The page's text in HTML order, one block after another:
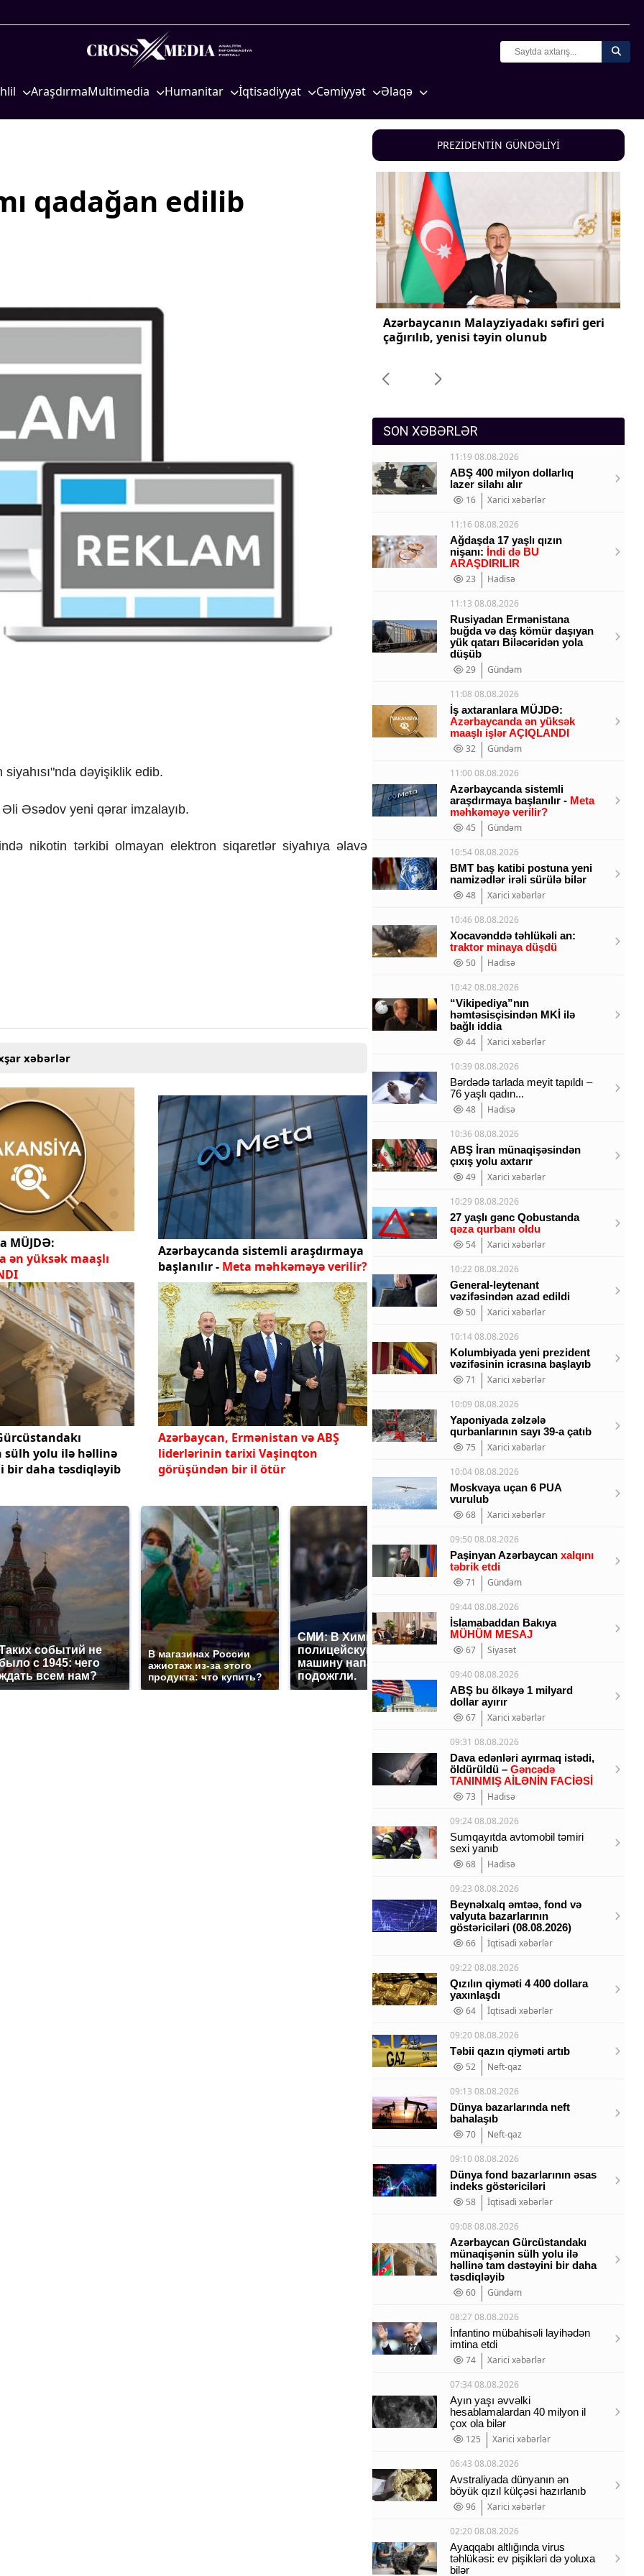
AraşdırmaMultimedia
Podcast
Humanitar
Mədəniyyətimizin Zəfəri
İqtisadiyyat Cəmiyyət
Məhkəmə və hüquq
Gənclər və İdman
Media və QHT
Əlaqə
qadağan edilib
dəyişiklik edib.
Əsədov yeni qərar imzalayıb.
nikotin tərkibi olmayan elektron siqaretlər siyahıya əlavə
xəbərlər
MÜJDƏ:
ən yüksək maaşlı
Azərbaycanda sistemli araşdırmaya
başlanılır - Meta məhkəməyə verilir?
sülh yolu ilə həllinə
bir daha təsdiqləyib
Azərbaycan, Ermənistan və ABŞ
liderlərinin tarixi Vaşinqton
görüşündən bir il ötür
событий не
с 1945: чего
всем нам?
В магазинах России
ажиотаж из-за этого
продукта: что купить?
СМИ: В Химках на
полицейскую
машину напали и
подожгли.
Где будет встреча
президентов США и
России: Европа?
PREZİDENTİN GÜNDƏLİYİ
İnvestisiya
Azərbaycanın Malayziyadakı səfiri geri
Azərbaycanın Pakistandakı səfiri geri
çağırılıb, yenisi təyin olunub
SON XƏBƏRLƏR
11:19 08.08.2026
ABŞ 400 milyon dollarlıq
lazer silahı alır
16
Xarici xəbərlər
11:16 08.08.2026
Ağdaşda 17 yaşlı qızın
nişanı: İndi də BU
ARAŞDIRILIR
23
Hadisə
11:13 08.08.2026
Rusiyadan Ermənistana
buğda və daş kömür daşıyan
yük qatarı Biləcəridən yola
düşüb
29
Gündəm
11:08 08.08.2026
İş axtaranlara MÜJDƏ:
Azərbaycanda ən yüksək
maaşlı işlər AÇIQLANDI
32
Gündəm
11:00 08.08.2026
Azərbaycanda sistemli
araşdırmaya başlanılır - Meta
məhkəməyə verilir?
45
Gündəm
10:54 08.08.2026
BMT baş katibi postuna yeni
namizədlər irəli sürülə bilər
48
Xarici xəbərlər
10:46 08.08.2026
Xocavənddə təhlükəli an:
traktor minaya düşdü
50
Hadisə
10:42 08.08.2026
“Vikipediya”nın
həmtəsisçisindən MKİ ilə
bağlı iddia
44
Xarici xəbərlər
10:39 08.08.2026
Bərdədə tarlada meyit tapıldı –
76 yaşlı qadın...
48
Hadisə
10:36 08.08.2026
ABŞ İran münaqişəsindən
çıxış yolu axtarır
49
Xarici xəbərlər
10:29 08.08.2026
27 yaşlı gənc Qobustanda
qəza qurbanı oldu
54
Xarici xəbərlər
10:22 08.08.2026
General-leytenant
vəzifəsindən azad edildi
50
Xarici xəbərlər
10:14 08.08.2026
Kolumbiyada yeni prezident
vəzifəsinin icrasına başlayıb
71
Xarici xəbərlər
10:09 08.08.2026
Yaponiyada zəlzələ
qurbanlarının sayı 39-a çatıb
75
Xarici xəbərlər
10:04 08.08.2026
Moskvaya uçan 6 PUA
vurulub
68
Xarici xəbərlər
09:50 08.08.2026
Paşinyan Azərbaycan xalqını
təbrik etdi
71
Gündəm
09:44 08.08.2026
İslamabaddan Bakıya
MÜHÜM MESAJ
67
Siyasət
09:40 08.08.2026
ABŞ bu ölkəyə 1 milyard
dollar ayırır
67
Xarici xəbərlər
09:31 08.08.2026
Dava edənləri ayırmaq istədi,
öldürüldü – Gəncədə
TANINMIŞ AİLƏNİN FACİƏSİ
73
Hadisə
09:24 08.08.2026
Sumqayıtda avtomobil təmiri
sexi yanıb
68
Hadisə
09:23 08.08.2026
Beynəlxalq əmtəə, fond və
valyuta bazarlarının
göstəriciləri (08.08.2026)
66
İqtisadi xəbərlər
09:22 08.08.2026
Qızılın qiyməti 4 400 dollara
yaxınlaşdı
64
İqtisadi xəbərlər
09:20 08.08.2026
Təbii qazın qiyməti artıb
52
Neft-qaz
09:13 08.08.2026
Dünya bazarlarında neft
bahalaşıb
70
Neft-qaz
09:10 08.08.2026
Dünya fond bazarlarının əsas
indeks göstəriciləri
58
İqtisadi xəbərlər
09:08 08.08.2026
Azərbaycan Gürcüstandakı
münaqişənin sülh yolu ilə
həllinə tam dəstəyini bir daha
təsdiqləyib
60
Gündəm
08:27 08.08.2026
İnfantino mübahisəli layihədən
imtina etdi
74
Xarici xəbərlər
07:34 08.08.2026
Ayın yaşı əvvəlki
hesablamalardan 40 milyon il
çox ola bilər
125
Xarici xəbərlər
06:43 08.08.2026
Avstraliyada dünyanın ən
böyük qızıl külçəsi hazırlanıb
96
Xarici xəbərlər
02:20 08.08.2026
Ayaqqabı altlığında virus
təhlükəsi: ev pişikləri də yoluxa
bilər